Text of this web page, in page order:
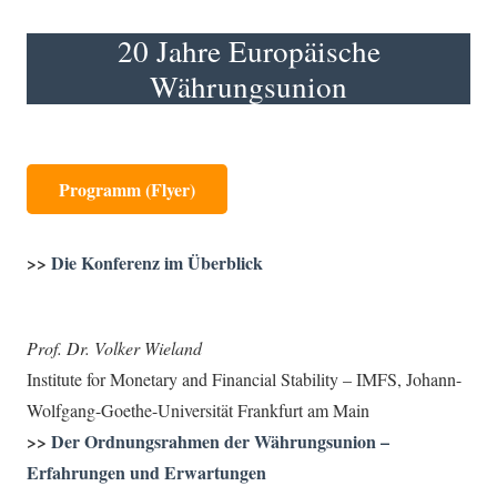
20 Jahre Europäische
Währungsunion
Programm (Flyer)
>> Die Konferenz im Überblick
Prof. Dr. Volker Wieland
Institute for Monetary and Financial Stability – IMFS, Johann-
Wolfgang-Goethe-Universität Frankfurt am Main
>> Der Ordnungsrahmen der Währungsunion –
Erfahrungen und Erwartungen